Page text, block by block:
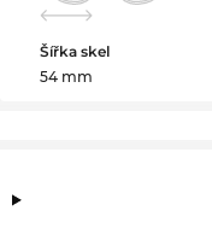
Šířka skel
54 mm